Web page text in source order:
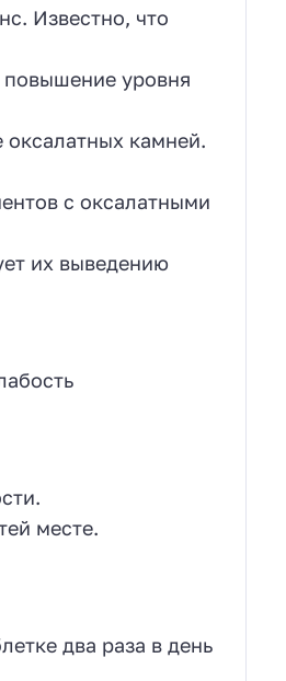
Известно, что
уровня
оксалатных камней.
с оксалатными
их выведению
месте.
два раза в день